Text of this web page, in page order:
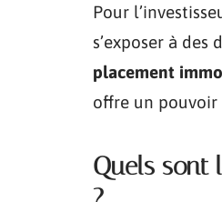
Pour
s’exposer à
placement
offre un pouvoir
Quels sont